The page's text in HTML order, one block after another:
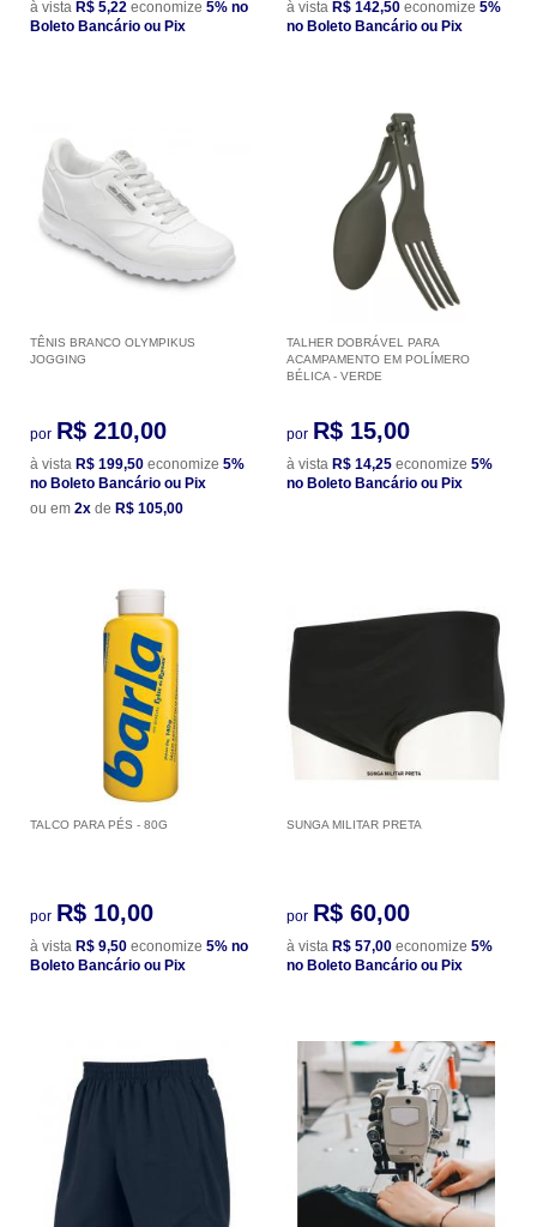
à vista R$ 5,22 economize 5% no
Boleto Bancário ou Pix
à vista R$ 142,50 economize 5%
no Boleto Bancário ou Pix
TÊNIS BRANCO OLYMPIKUS
JOGGING
por R$ 210,00
à vista R$ 199,50 economize 5%
no Boleto Bancário ou Pix
ou em 2x de R$ 105,00
TALHER DOBRÁVEL PARA
ACAMPAMENTO EM POLÍMERO
BÉLICA - VERDE
por R$ 15,00
à vista R$ 14,25 economize 5%
no Boleto Bancário ou Pix
TALCO PARA PÉS - 80G
por R$ 10,00
à vista R$ 9,50 economize 5% no
Boleto Bancário ou Pix
SUNGA MILITAR PRETA
por R$ 60,00
à vista R$ 57,00 economize 5%
no Boleto Bancário ou Pix